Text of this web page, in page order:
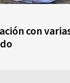
con